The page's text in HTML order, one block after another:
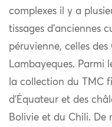
complexes il y a
tissages d’anciennes
péruvienne, celles
Lambayeques. Parmi
la collection du TMC
d’Équateur et des
Bolivie et du Chili. De